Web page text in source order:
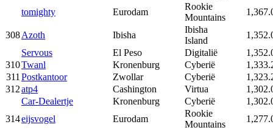
tomighty Eurodam
Rookie
Mountains
308Azoth Ibisha
Ibisha
Island
Servous
El Peso Digitalië
310Twanl Kronenburg Cyberië
311 Postkantoor Zwollar Cyberië
312atp4 Cashington Virtua
Car-Dealertje
Kronenburg Cyberië
314eijsvogel Eurodam
Rookie
Mountains